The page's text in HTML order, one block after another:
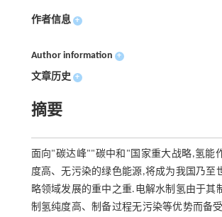
作者信息 +
Author information +
文章历史 +
摘要
面向"碳达峰""碳中和"国家重大战略,氢能
度高、无污染的绿色能源,将成为我国乃至
略领域发展的重中之重.电解水制氢由于其
制氢纯度高、制备过程无污染等优势而备